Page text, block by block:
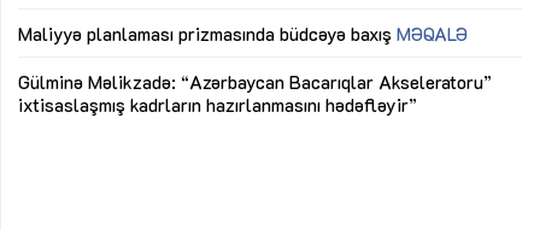
Maliyyə planlaması prizmasında büdcəyə baxış MƏQALƏ
Gülminə Məlikzadə: “Azərbaycan Bacarıqlar Akseleratoru”
ixtisaslaşmış kadrların hazırlanmasını hədəfləyir”